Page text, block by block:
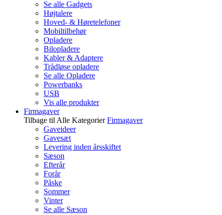
Se alle Gadgets
Højtalere
Hoved- & Høretelefoner
Mobiltilbehør
Opladere
Bilopladere
Kabler & Adaptere
Trådløse opladere
Se alle Opladere
Powerbanks
USB
Vis alle produkter
Firmagaver
Tilbage til Alle Kategorier Firmagaver
Gaveideer
Gavesæt
Levering inden årsskiftet
Sæson
Efterår
Forår
Påske
Sommer
Vinter
Se alle Sæson